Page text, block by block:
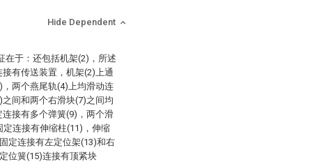
Hide Dependent
在于：还包括机架(2)，所述
有传送装置，机架(2)上通
两个燕尾轨(4)上均滑动连
间和两个右滑块(7)之间均
接有多个弹簧(9)，两个滑
连接有伸缩柱(11)，伸缩
定连接有左定位架(13)和右
位簧(15)连接有顶紧块